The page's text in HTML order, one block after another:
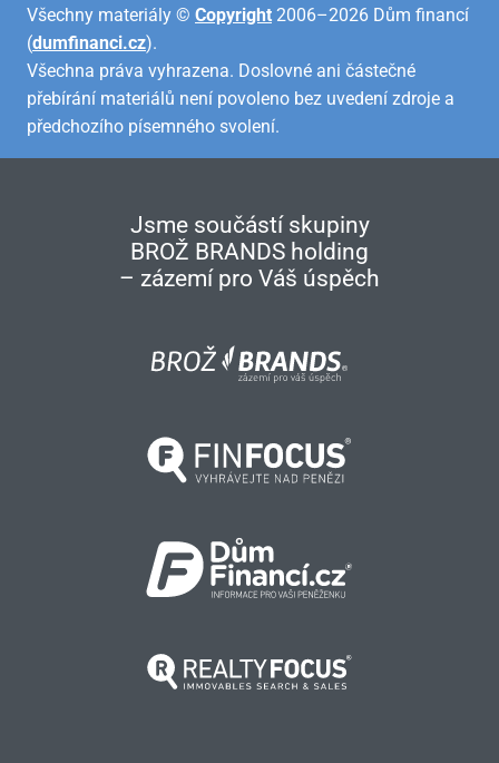
Všechny materiály © Copyright 2006–2026 Dům financí
(dumfinanci.cz).
Všechna práva vyhrazena. Doslovné ani částečné
přebírání materiálů není povoleno bez uvedení zdroje a
předchozího písemného svolení.
Jsme součástí skupiny
BROŽ BRANDS holding
– zázemí pro Váš úspěch